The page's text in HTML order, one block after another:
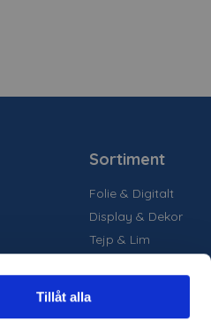
Tillåt alla
Sortiment
Folie & Digitalt
Display & Dekor
Tejp & Lim